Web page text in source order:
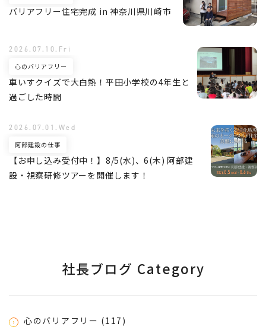
バリアフリー住宅完成 in 神奈川県川崎市
車いすクイズで大白熱！平田小学校の4年生と
過ごした時間
心のバリアフリー
2026.07.10.Fri
【お申し込み受付中！】8/5(水)、6(木) 阿部建
設・視察研修ツアーを開催します！
阿部建設の仕事
2026.07.01.Wed
社長ブログ Category
心のバリアフリー (117)